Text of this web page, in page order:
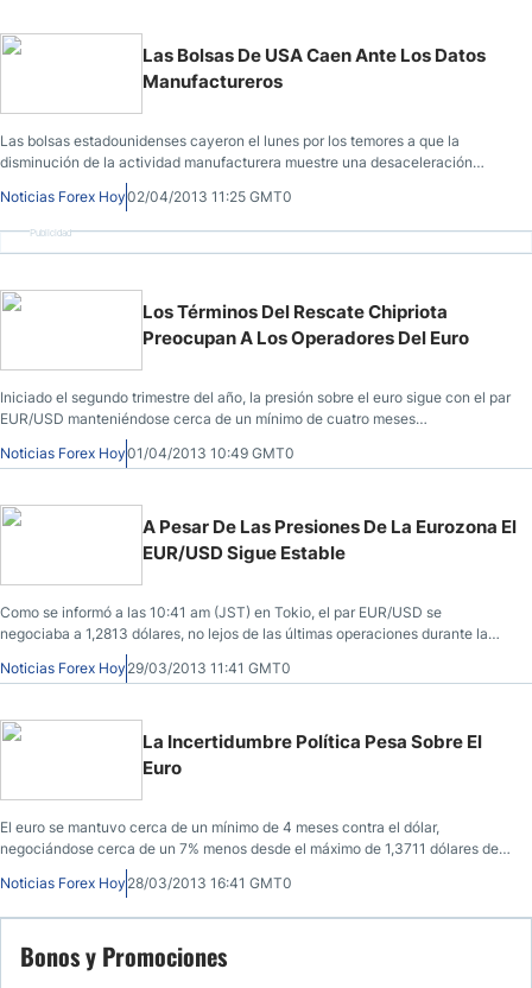
Las Bolsas De USA Caen Ante Los Datos
Manufactureros
Las bolsas estadounidenses cayeron el lunes por los temores a que la
disminución de la actividad manufacturera muestre una desaceleración
general de la economía de la nación en el próximo trimestre, si no más
duradera.
Noticias Forex Hoy02/04/2013 11:25 GMT0
Publicidad
Los Términos Del Rescate Chipriota
Preocupan A Los Operadores Del Euro
Iniciado el segundo trimestre del año, la presión sobre el euro sigue con el par
EUR/USD manteniéndose cerca de un mínimo de cuatro meses
recientemente alcanzado.
Noticias Forex Hoy01/04/2013 10:49 GMT0
A Pesar De Las Presiones De La Eurozona El
EUR/USD Sigue Estable
Como se informó a las 10:41 am (JST) en Tokio, el par EUR/USD se
negociaba a 1,2813 dólares, no lejos de las últimas operaciones durante la
noche en Nueva York, y en camino de cerrar el primer trimestre o el año con
casi un 3% de pérdidas.
Noticias Forex Hoy 29/03/2013 11:41 GMT0
La Incertidumbre Política Pesa Sobre El
Euro
El euro se mantuvo cerca de un mínimo de 4 meses contra el dólar,
negociándose cerca de un 7% menos desde el máximo de 1,3711 dólares de
Noticias Forex Hoy 28/03/2013 16:41 GMT0
Bonos y Promociones